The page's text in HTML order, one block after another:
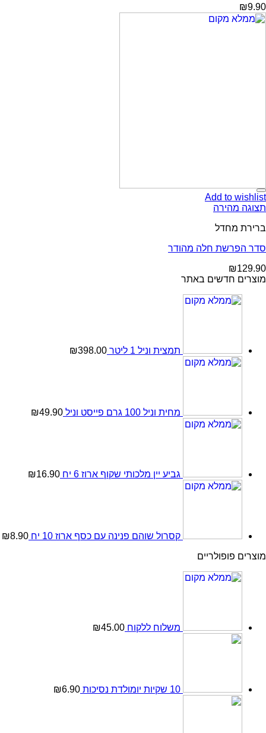
₪9.90
Add to wishlist
תצוגה מהירה
ברירת מחדל
סדר הפרשת חלה מהודר
₪129.90
מוצרים חדשים באתר
תמצית וניל 1 ליטר ₪398.00
מחית וניל 100 גרם פייסט וניל ₪49.90
גביע יין מלכותי שקוף ארוז 6 יח ₪16.90
קסרול שוהם פנינה עם כסף ארוז 10 יח ₪8.90
מוצרים פופולריים
משלוח ללקוח ₪45.00
10 שקיות יומולדת נסיכות ₪6.90